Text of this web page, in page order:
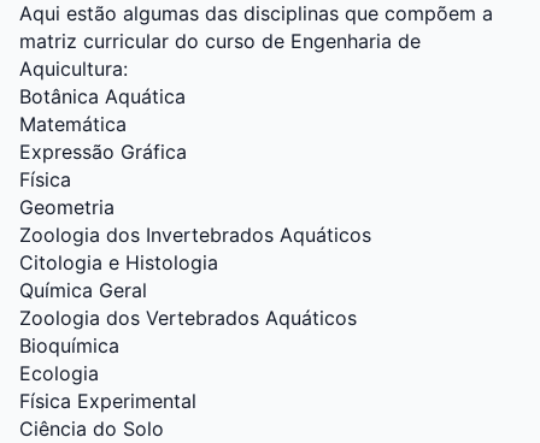
Aqui estão algumas das disciplinas que compõem a
matriz curricular do curso de Engenharia de
Aquicultura:
Botânica Aquática
Matemática
Expressão Gráfica
Física
Geometria
Zoologia dos Invertebrados Aquáticos
Citologia e Histologia
Química Geral
Zoologia dos Vertebrados Aquáticos
Bioquímica
Ecologia
Física Experimental
Ciência do Solo